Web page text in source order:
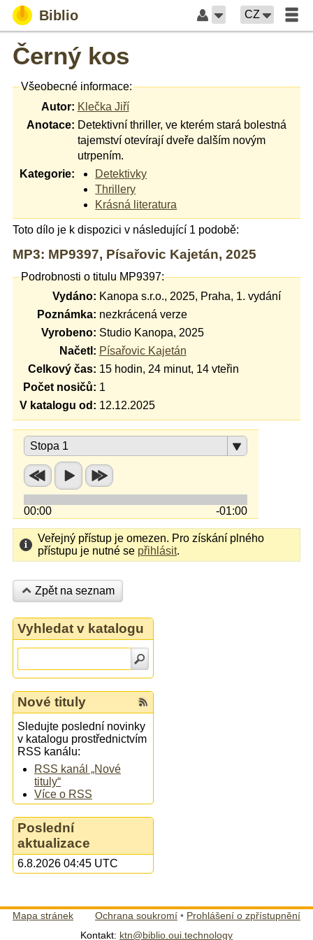
Biblio CZ
Černý kos
Všeobecné informace:
Autor: Klečka Jiří
Anotace: Detektivní thriller, ve kterém stará bolestná
tajemství otevírají dveře dalším novým
utrpením.
Kategorie:
Detektivky
Thrillery
Krásná literatura
Toto dílo je k dispozici v následující 1 podobě:
MP3: MP9397, Písařovic Kajetán, 2025
Podrobnosti o titulu MP9397:
Vydáno: Kanopa s.r.o., 2025, Praha, 1. vydání
Poznámka: nezkrácená verze
Vyrobeno: Studio Kanopa, 2025
Načetl: Písařovic Kajetán
Celkový čas: 15 hodin, 24 minut, 14 vteřin
Počet nosičů: 1
V katalogu od: 12.12.2025
Stopa 1
00:00 -01:00
Veřejný přístup je omezen. Pro získání plného
přístupu je nutné se přihlásit.
Zpět na seznam
Vyhledat v katalogu
Nové tituly
Sledujte poslední novinky
v katalogu prostřednictvím
RSS kanálu:
RSS kanál „Nové
tituly“
Více o RSS
Poslední
aktualizace
6.8.2026 04:45 UTC
Mapa stránek Ochrana soukromí • Prohlášení o zpřístupnění
Kontakt: ktn@biblio.oui.technology